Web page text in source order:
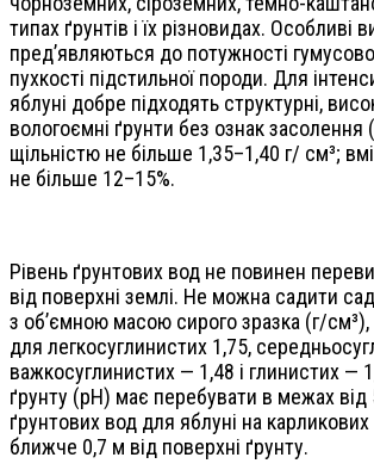
типах ґрунтів і їх різновидах. Особливі
пред’являються до потужності
пухкості підстильної породи. Для
яблуні добре підходять структурні,
вологоємні ґрунти без ознак засолення
щільністю не більше 1,35–1,40 г/ см³;
не більше 12–15%.
Рівень ґрунтових вод не повинен
від поверхні землі. Не можна садити
з об’ємною масою сирого зразка (г/
для легкосуглинистих 1,75,
важкосуглинистих — 1,48 і глинистих —
ґрунту (pH) має перебувати в межах від
ґрунтових вод для яблуні на
ближче 0,7 м від поверхні ґрунту.